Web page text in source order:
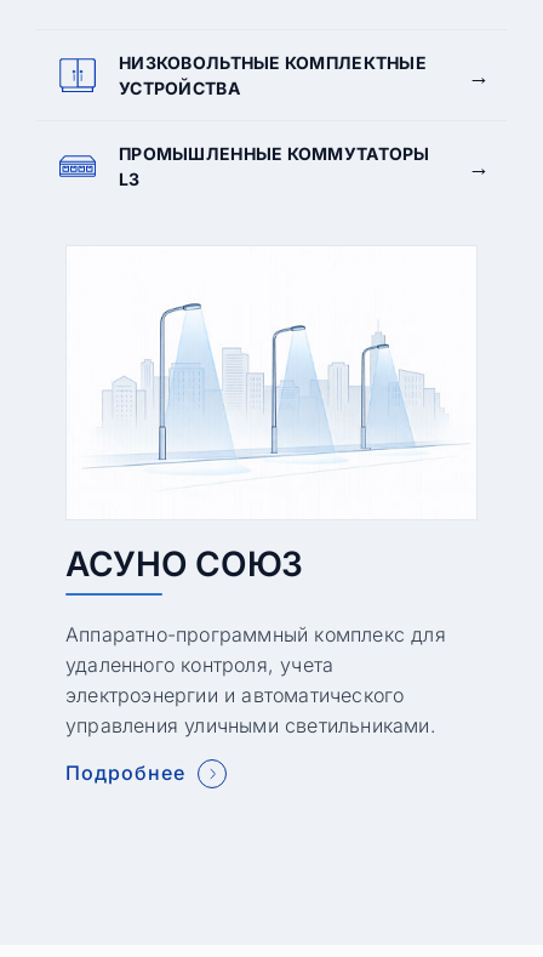
НИЗКОВОЛЬТНЫЕ КОМПЛЕКТНЫЕ
УСТРОЙСТВА
→
ПРОМЫШЛЕННЫЕ КОММУТАТОРЫ
L3
→
АСУНО СОЮЗ
Аппаратно-программный комплекс для
удаленного контроля, учета
электроэнергии и автоматического
управления уличными светильниками.
Подробнее